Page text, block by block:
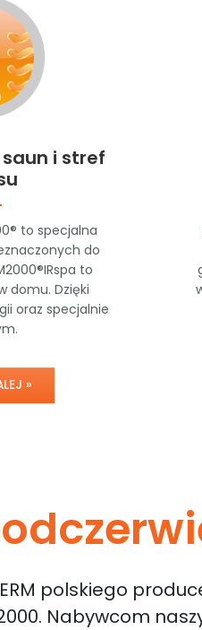
i stref
to specjalna
do
to
domu. Dzięki
oraz specjalnie
»
polskiego
Nabywcom